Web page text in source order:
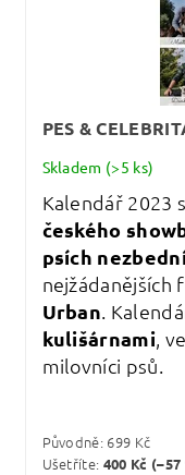
PES &
Skladem (>5 ks)
Kalendář 2023 s
českého
psích
nejžádanějších
Urban.
kulišárnami,
milovníci psů.
Původně: 699 Kč
Ušetříte: 400 Kč (–57